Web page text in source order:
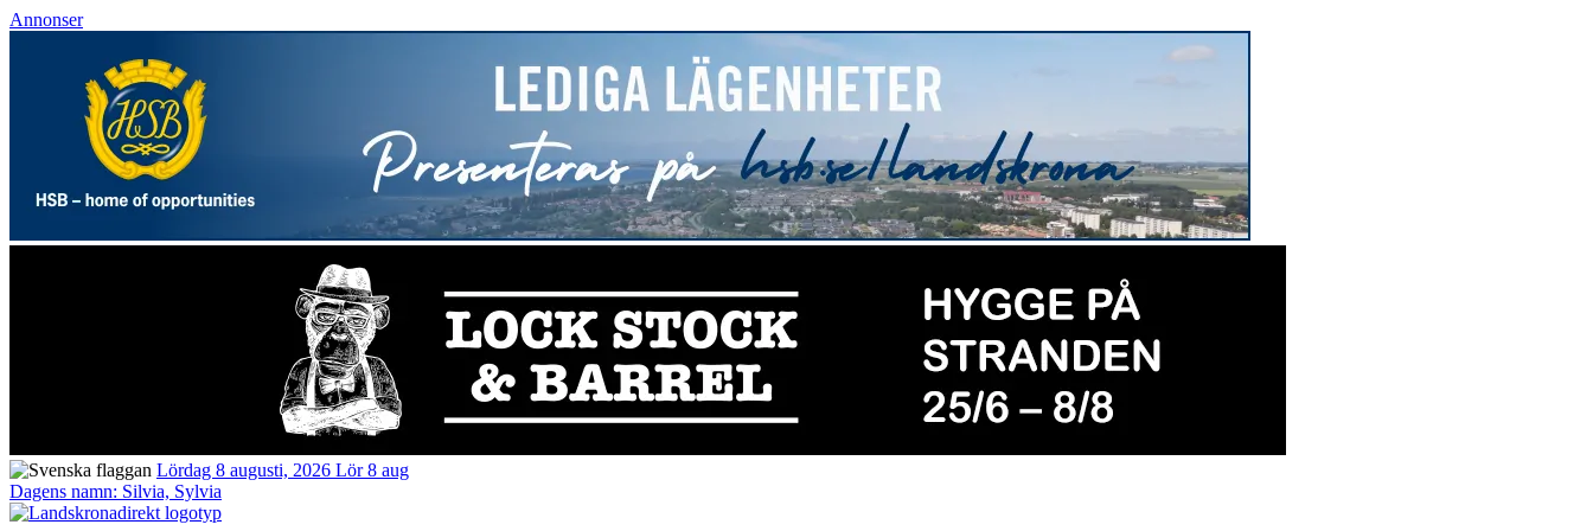
Annonser
Lördag 8 augusti, 2026 Lör 8 aug
Dagens namn: Silvia, Sylvia